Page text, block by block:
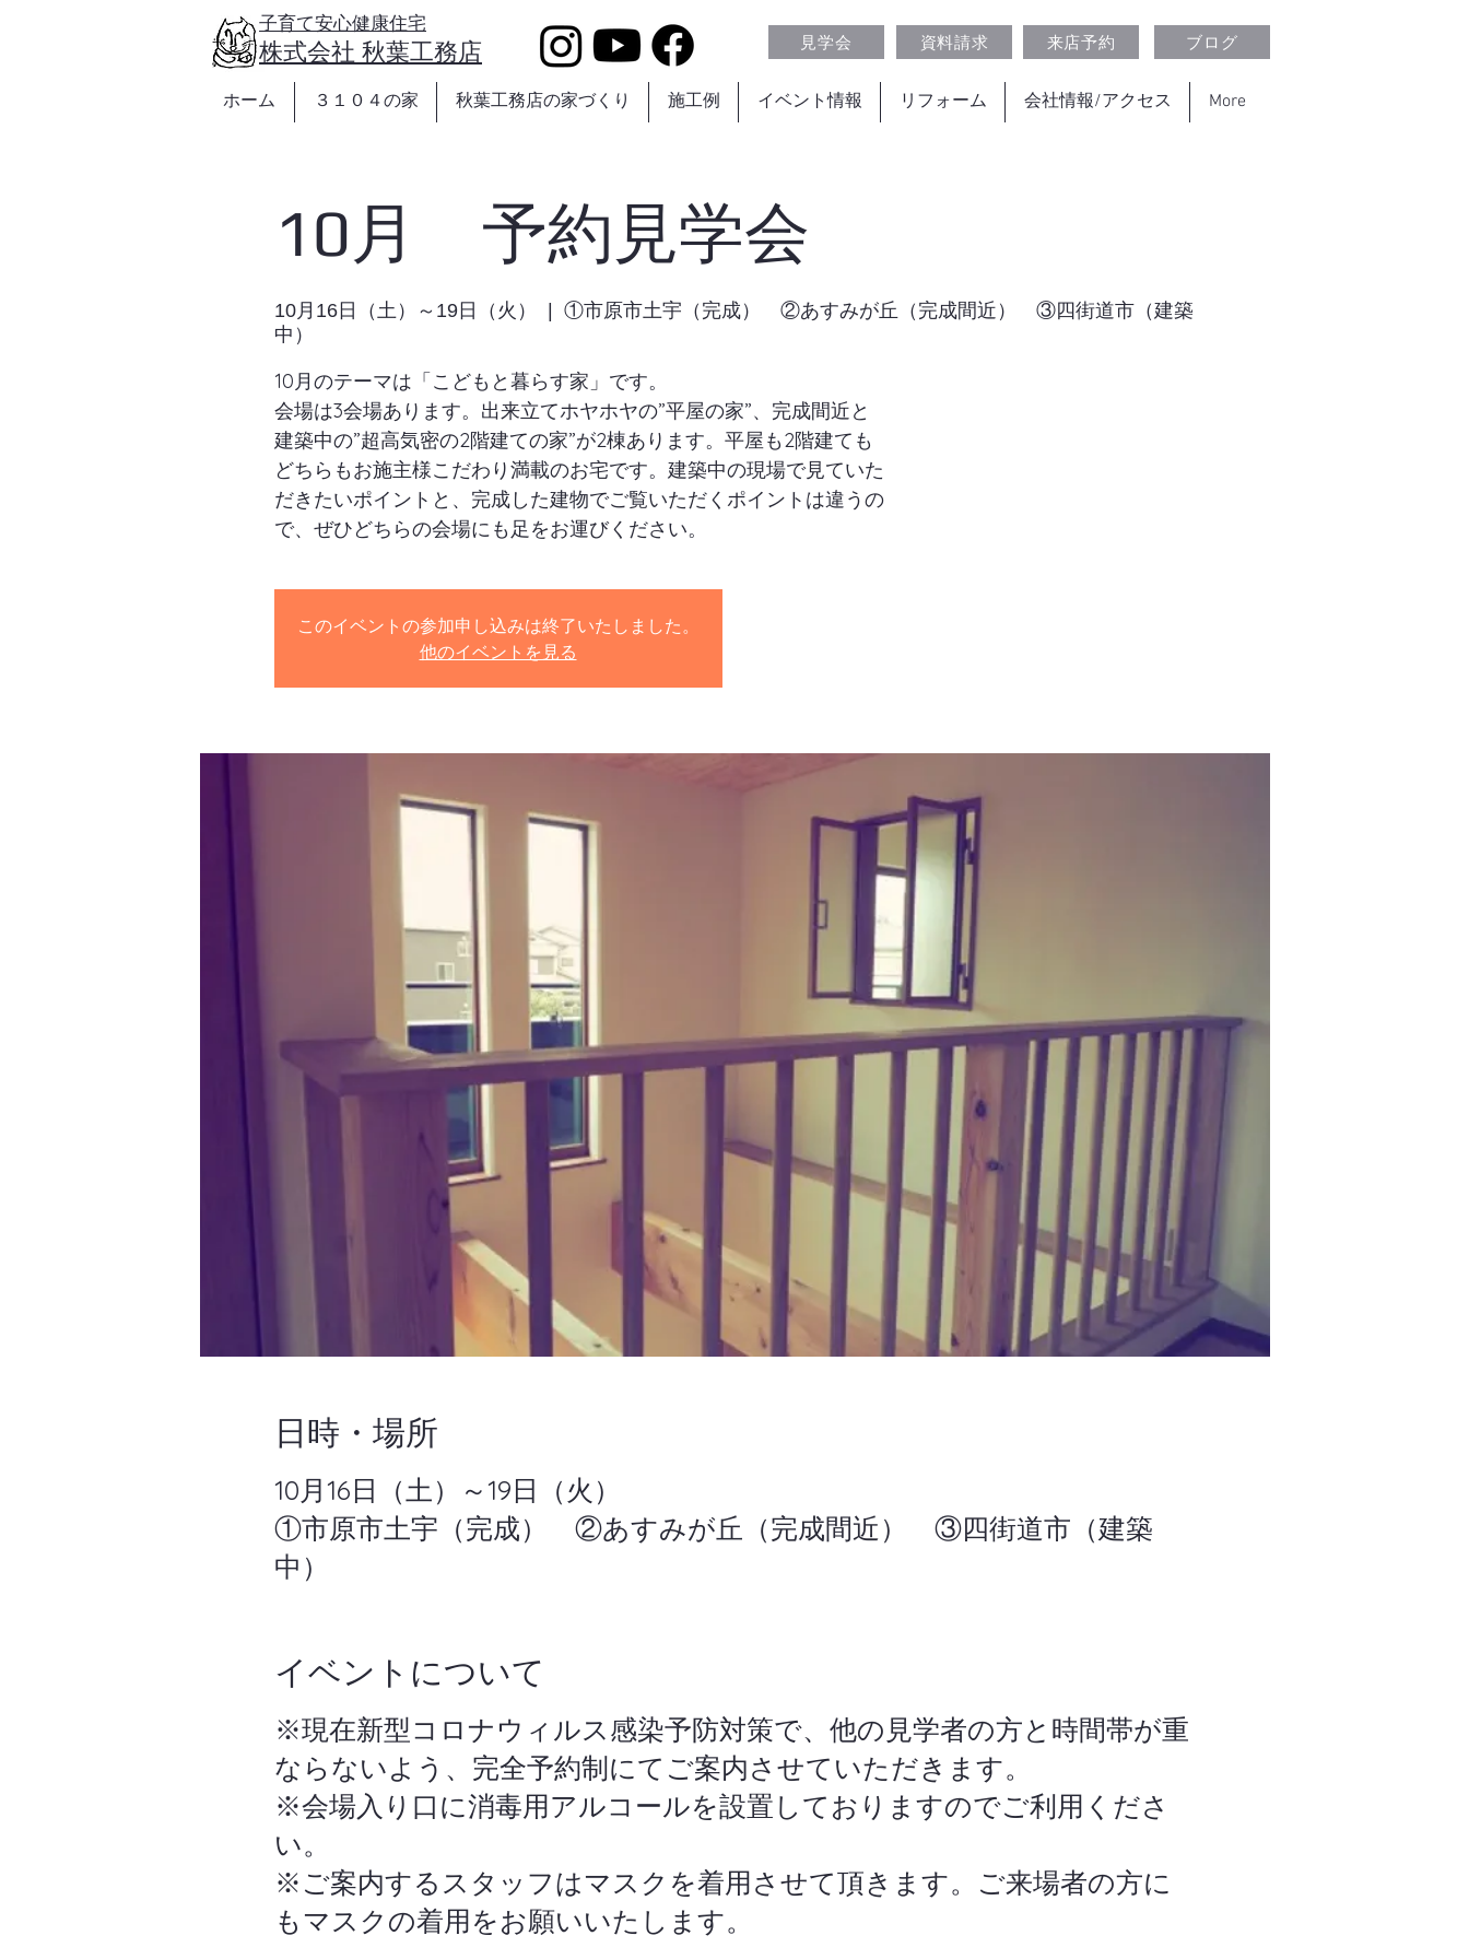
https://www.akibakoumuten.com/
​株式会社 秋葉工務店
子育て安心健康住宅
見学会
資料請求 来店予約 ブログ
ホーム ３１０４の家 秋葉工務店の家づくり 施工例 イベント情報 リフォーム 会社情報/アクセス More
10月 予約見学会
10月16日（土）～19日（火）
①市原市土宇（完成） ②あすみが丘（完成間近） ③四街道市（建築
中）
10月のテーマは「こどもと暮らす家」です。
会場は3会場あります。出来立てホヤホヤの”平屋の家”、完成間近と
建築中の”超高気密の2階建ての家”が2棟あります。平屋も2階建ても
どちらもお施主様こだわり満載のお宅です。建築中の現場で見ていた
だきたいポイントと、完成した建物でご覧いただくポイントは違うの
で、ぜひどちらの会場にも足をお運びください。
このイベントの参加申し込みは終了いたしました。
他のイベントを見る
日時・場所
10月16日（土）～19日（火）
①市原市土宇（完成） ②あすみが丘（完成間近） ③四街道市（建築
中）
イベントについて
※現在新型コロナウィルス感染予防対策で、他の見学者の方と時間帯が重
ならないよう、完全予約制にてご案内させていただきます。
※会場入り口に消毒用アルコールを設置しておりますのでご利用くださ
い。
※ご案内するスタッフはマスクを着用させて頂きます。ご来場者の方に
もマスクの着用をお願いいたします。